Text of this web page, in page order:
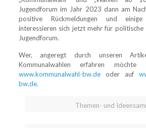
Jugendforum im Jahr 2023 dann am
positive Rückmeldungen und
interessieren sich jetzt mehr für
Jugendforum.
Wer, angeregt durch unseren
Kommunalwahlen erfahren
www.kommunalwahl-bw.deoder auf
bw.de.
Themen- und